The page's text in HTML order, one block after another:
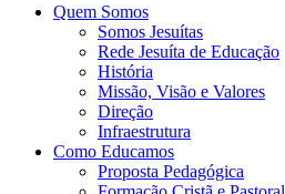
Quem Somos
Somos Jesuítas
Rede Jesuíta de Educação
História
Missão, Visão e Valores
Direção
Infraestrutura
Como Educamos
Proposta Pedagógica